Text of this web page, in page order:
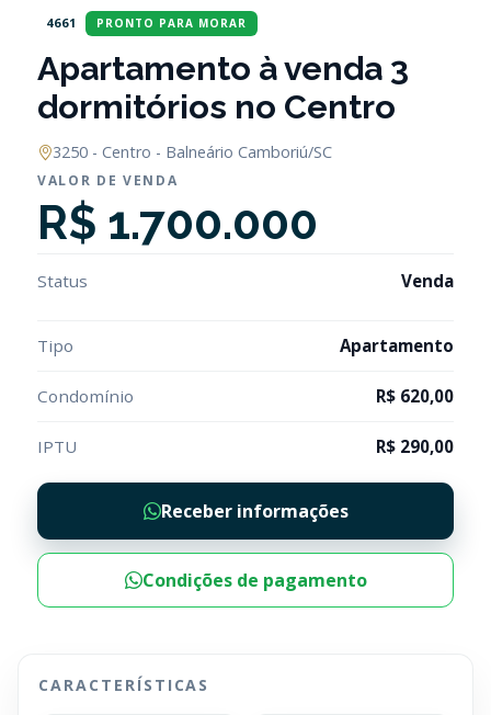
4661 PRONTO PARA MORAR
Apartamento à venda 3
dormitórios no Centro
3250 - Centro - Balneário Camboriú/SC
VALOR DE VENDA
R$ 1.700.000
Status Venda
Tipo Apartamento
Condomínio R$ 620,00
IPTU R$ 290,00
Receber informações
Condições de pagamento
CARACTERÍSTICAS